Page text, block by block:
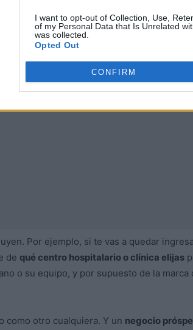
I want to opt-out of Collection, Use,
of my Personal Data that Is Unrelated
was collected.
Opted Out
CONFIRM
Publicidad
Por ejemplo, si te vas a quedar
de qué centro hospitalario o clínica elijas
o su equipo, y por supuesto de la marca
como otro cualquiera. Y un negocio